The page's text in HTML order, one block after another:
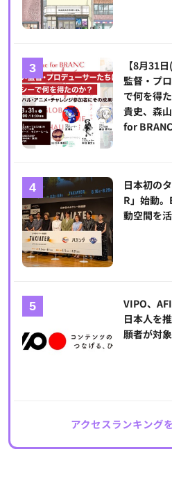
【8月31
監督・プ
で何を得
貴史、森
for
日本初の
R」始動
動空間を
VIPO、
日本人を
願者が対
アクセスランキング